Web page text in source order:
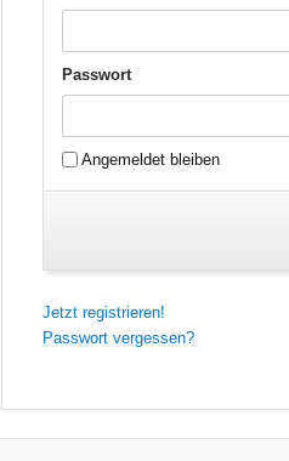
Passwort
Angemeldet bleiben
Jetzt registrieren!
Passwort vergessen?